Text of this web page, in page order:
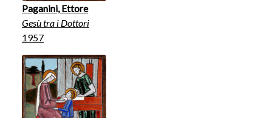
Paganini, Ettore
Gesù tra i Dottori
1957